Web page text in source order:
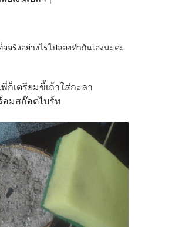
จริงอย่างไรไปลองทำกันเองนะค่ะ
พี่ก็เตรียมขี้เถ้าใส่กะลา
มสก๊อตไบร์ท